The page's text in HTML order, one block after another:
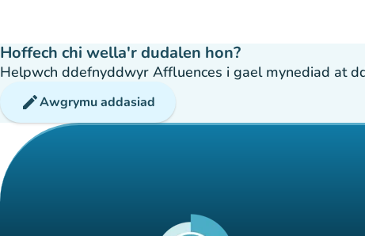
Hoffech chi wella'r dudalen hon?
Helpwch ddefnyddwyr Affluences i gael mynediad at
editAwgrymu addasiad